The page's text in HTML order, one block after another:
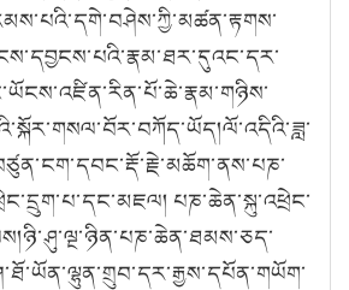
པཎ་ཆེན་སྐུ་འཕྲེང་